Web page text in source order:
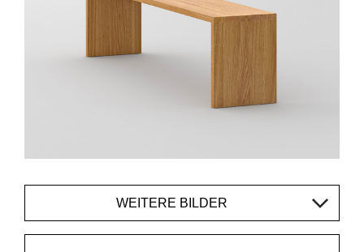
WEITERE BILDER